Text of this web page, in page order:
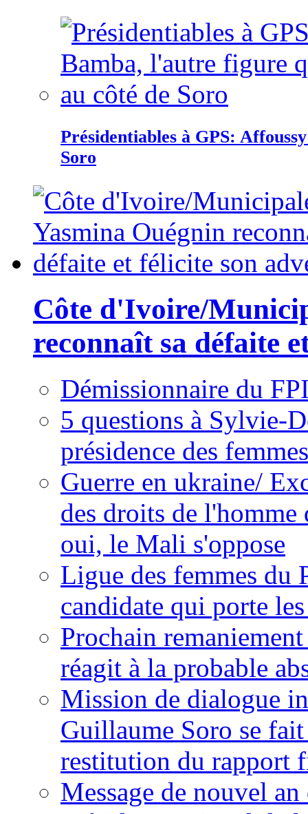
Présidentiables à GPS:
Soro
Côte d'Ivoire/
reconnaît sa défaite
Démissionnaire du
5 questions à Sylvie-
présidence des
Guerre en ukraine/
des droits de
oui, le Mali s'oppose
Ligue des femmes du
candidate qui porte
Prochain
réagit à la probable
Mission de dialogue
Guillaume Soro se
restitution du rapport
Message de nouvel